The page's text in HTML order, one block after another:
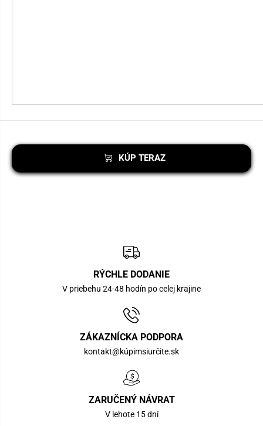
KÚP TERAZ
RÝCHLE DODANIE
V priebehu 24-48 hodín po celej krajine
ZÁKAZNÍCKA PODPORA
kontakt@kúpimsiurčite.sk
ZARUČENÝ NÁVRAT
V lehote 15 dní